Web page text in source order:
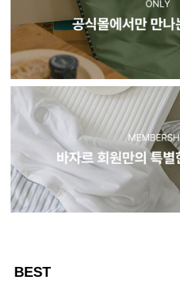
BEST